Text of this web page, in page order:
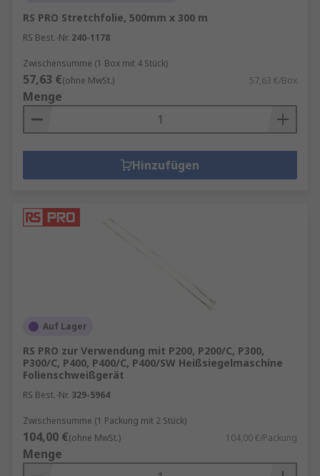
RS PRO Stretchfolie, 500mm x 300 m
RS Best.-Nr. 240-1178
Zwischensumme (1 Box mit 4 Stück)
57,63 €(ohne MwSt.) 57,63 €/Box
Menge
Hinzufügen
Auf Lager
RS PRO zur Verwendung mit P200, P200/C, P300,
P300/C, P400, P400/C, P400/SW Heißsiegelmaschine
Folienschweißgerät
RS Best.-Nr. 329-5964
Zwischensumme (1 Packung mit 2 Stück)
104,00 €(ohne MwSt.) 104,00 €/Packung
Menge